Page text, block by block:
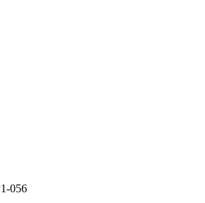
056